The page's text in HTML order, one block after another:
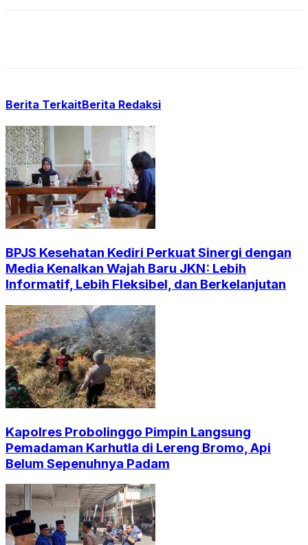
Berita TerkaitBerita Redaksi
BPJS Kesehatan Kediri Perkuat Sinergi dengan
Media Kenalkan Wajah Baru JKN: Lebih
Informatif, Lebih Fleksibel, dan Berkelanjutan
Kapolres Probolinggo Pimpin Langsung
Pemadaman Karhutla di Lereng Bromo, Api
Belum Sepenuhnya Padam